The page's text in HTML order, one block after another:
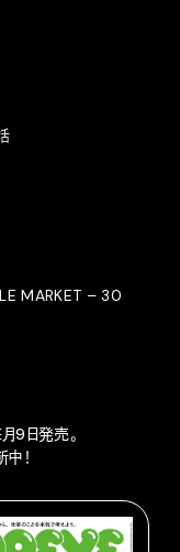
MARKET – 30
9日発売。
！